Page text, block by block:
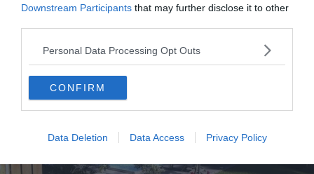
Downstream Participants that may further disclose it to other
Personal Data Processing Opt Outs
CONFIRM
Data Deletion Data Access Privacy Policy